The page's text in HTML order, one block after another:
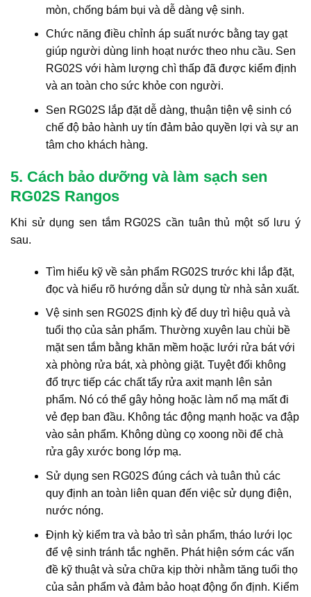
mòn, chống bám bụi và dễ dàng vệ sinh.
Chức năng điều chỉnh áp suất nước bằng tay gạt
giúp người dùng linh hoạt nước theo nhu cầu. Sen
RG02S với hàm lượng chì thấp đã được kiểm định
và an toàn cho sức khỏe con người.
Sen RG02S lắp đặt dễ dàng, thuận tiện vệ sinh có
chế độ bảo hành uy tín đảm bảo quyền lợi và sự an
tâm cho khách hàng.
5. Cách bảo dưỡng và làm sạch sen
RG02S Rangos
Khi sử dụng sen tắm RG02S cần tuân thủ một số lưu ý
sau.
Tìm hiểu kỹ về sản phẩm RG02S trước khi lắp đặt,
đọc và hiểu rõ hướng dẫn sử dụng từ nhà sản xuất.
Vệ sinh sen RG02S định kỳ để duy trì hiệu quả và
tuổi thọ của sản phẩm. Thường xuyên lau chùi bề
mặt sen tắm bằng khăn mềm hoặc lưới rửa bát với
xà phòng rửa bát, xà phòng giặt. Tuyệt đối không
đổ trực tiếp các chất tẩy rửa axit mạnh lên sản
phẩm. Nó có thể gây hỏng hoặc làm nổ mạ mất đi
vẻ đẹp ban đầu. Không tác động mạnh hoặc va đập
vào sản phẩm. Không dùng cọ xoong nồi để chà
rửa gây xước bong lớp mạ.
Sử dụng sen RG02S đúng cách và tuân thủ các
quy định an toàn liên quan đến việc sử dụng điện,
nước nóng.
Định kỳ kiểm tra và bảo trì sản phẩm, tháo lưới lọc
để vệ sinh tránh tắc nghẽn. Phát hiện sớm các vấn
đề kỹ thuật và sửa chữa kịp thời nhằm tăng tuổi thọ
của sản phẩm và đảm bảo hoạt động ổn định. Kiểm